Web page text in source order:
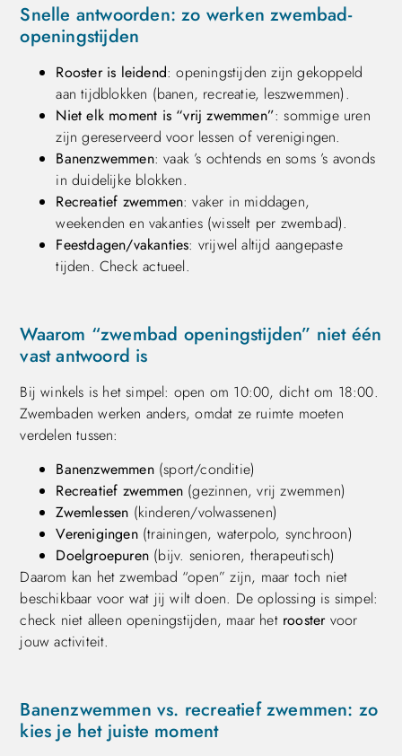
Snelle antwoorden: zo werken zwembad-
openingstijden
Rooster is leidend: openingstijden zijn gekoppeld
aan tijdblokken (banen, recreatie, leszwemmen).
Niet elk moment is “vrij zwemmen”: sommige uren
zijn gereserveerd voor lessen of verenigingen.
Banenzwemmen: vaak ’s ochtends en soms ’s avonds
in duidelijke blokken.
Recreatief zwemmen: vaker in middagen,
weekenden en vakanties (wisselt per zwembad).
Feestdagen/vakanties: vrijwel altijd aangepaste
tijden. Check actueel.
Waarom “zwembad openingstijden” niet één
vast antwoord is
Bij winkels is het simpel: open om 10:00, dicht om 18:00.
Zwembaden werken anders, omdat ze ruimte moeten
verdelen tussen:
Banenzwemmen(sport/conditie)
Recreatief zwemmen (gezinnen, vrij zwemmen)
Zwemlessen (kinderen/volwassenen)
Verenigingen(trainingen, waterpolo, synchroon)
Doelgroepuren (bijv. senioren, therapeutisch)
Daarom kan het zwembad “open” zijn, maar toch niet
beschikbaar voor wat jij wilt doen. De oplossing is simpel:
check niet alleen openingstijden, maar het roostervoor
jouw activiteit.
Banenzwemmen vs. recreatief zwemmen: zo
kies je het juiste moment